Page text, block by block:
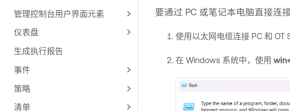
管理控制台用户界面元素
仪表盘
生成执行报告
事件
策略
清单
要通过 PC 或笔记本电脑直接连
使用以太网电缆连接 PC 和 OT
在 Windows 系统中，使用